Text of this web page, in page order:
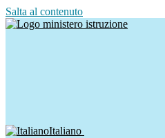
Salta al contenuto
Italiano